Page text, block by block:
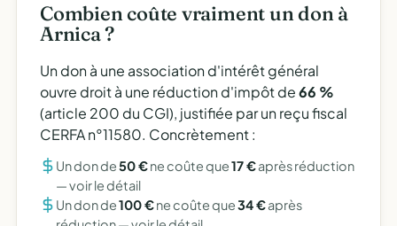
Combien coûte vraiment un don à
Arnica ?
Un don à une association d'intérêt général
ouvre droit à une réduction d'impôt de66 %
(article 200 du CGI), justifiée par un reçu fiscal
CERFA n°11580. Concrètement :
Un don de50 €ne coûte que17 €après réduction
—voir le détail
Un don de100 €ne coûte que34 €après